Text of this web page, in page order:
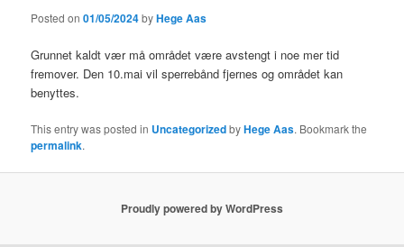
Posted on01/05/2024byHege Aas
Grunnet kaldt vær må området være avstengt i noe mer tid
fremover. Den 10.mai vil sperrebånd fjernes og området kan
benyttes.
This entry was posted in UncategorizedbyHege Aas. Bookmark the
permalink.
Proudly powered by WordPress